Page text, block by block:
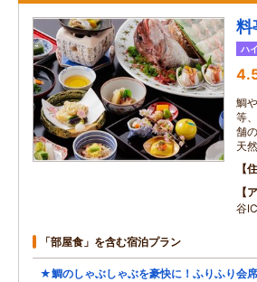
ハ
鯛
等
舗
天
谷
「部屋食」を含む宿泊プラン
★鯛のしゃぶしゃぶを豪快に！ふりふり会席